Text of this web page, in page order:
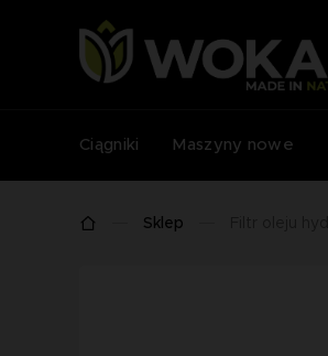
Ciągniki Maszyny nowe
Sklep